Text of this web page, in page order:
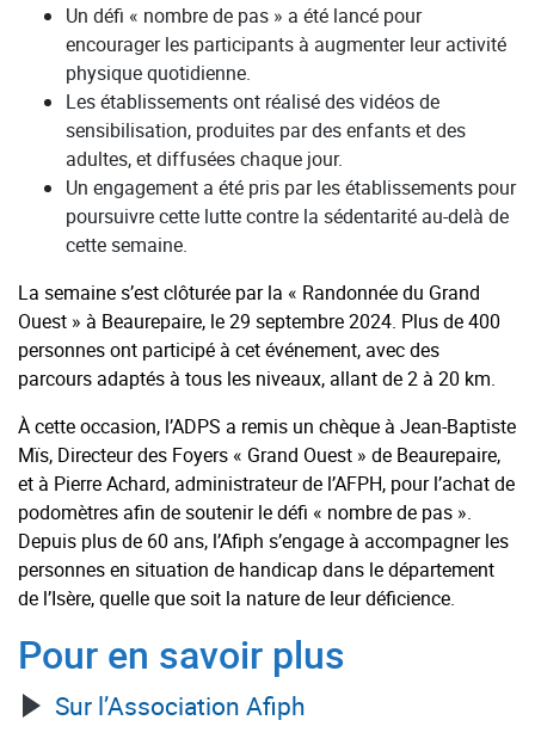
Un défi « nombre de pas » a été lancé pour
encourager les participants à augmenter leur activité
physique quotidienne.
Les établissements ont réalisé des vidéos de
sensibilisation, produites par des enfants et des
adultes, et diffusées chaque jour.
Un engagement a été pris par les établissements pour
poursuivre cette lutte contre la sédentarité au-delà de
cette semaine.
La semaine s’est clôturée par la « Randonnée du Grand
Ouest » à Beaurepaire, le 29 septembre 2024. Plus de 400
personnes ont participé à cet événement, avec des
parcours adaptés à tous les niveaux, allant de 2 à 20 km.
À cette occasion, l’ADPS a remis un chèque à Jean-Baptiste
Mïs, Directeur des Foyers « Grand Ouest » de Beaurepaire,
et à Pierre Achard, administrateur de l’AFPH, pour l’achat de
podomètres afin de soutenir le défi « nombre de pas ».
Depuis plus de 60 ans, l’Afiph s’engage à accompagner les
personnes en situation de handicap dans le département
de l’Isère, quelle que soit la nature de leur déficience.
Pour en savoir plus
Sur l’Association Afiph